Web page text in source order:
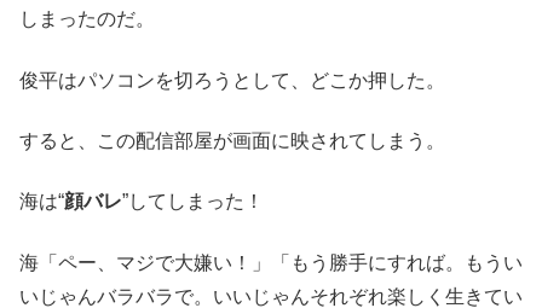
しまったのだ。
俊平はパソコンを切ろうとして、どこか押した。
すると、この配信部屋が画面に映されてしまう。
海は“顔バレ”してしまった！
海 「ペー、マジで大嫌い！」「もう勝手にすれば。もうい
いじゃんバラバラで。いいじゃんそれぞれ楽しく生きてい